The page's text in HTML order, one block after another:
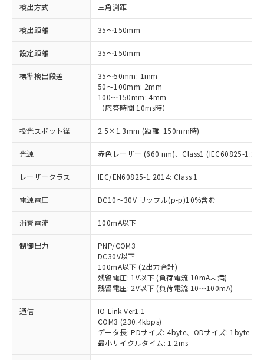
検出方式 三角測距
検出距離 35～150mm
設定距離 35～150mm
標準検出段差
35～50mm: 1mm
50～100mm: 2mm
100～150mm: 4mm
（応答時間 10ms時）
投光スポット径 2.5×1.3mm (距離: 150mm時)
光源 赤色レーザー (660 nm)、Class1 (IEC60825-
レーザークラス IEC/EN60825-1:2014: Class 1
電源電圧 DC10～30V リップル(p-p)10%含む
消費電流 100mA以下
制御出力
PNP/COM3
DC30V以下
100mA以下 (2出力合計)
残留電圧: 1V以下 (負荷電流 10mA未満)
残留電圧: 2V以下 (負荷電流 10～100mA)
通信
IO-Link Ver1.1
COM3 (230.4kbps)
データ長: PDサイズ: 4byte、ODサイズ: 1byte
最小サイクルタイム: 1.2ms